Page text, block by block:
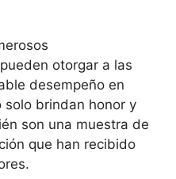
otorgar a las
desempeño en
solo brindan honor y
son una muestra de
que han recibido